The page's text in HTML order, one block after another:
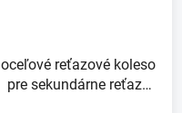
oceľové reťazové koleso
pre sekundárne reťaze